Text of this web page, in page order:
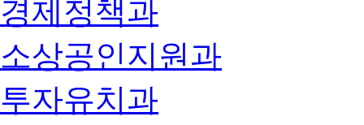
경제정책과
소상공인지원과
투자유치과